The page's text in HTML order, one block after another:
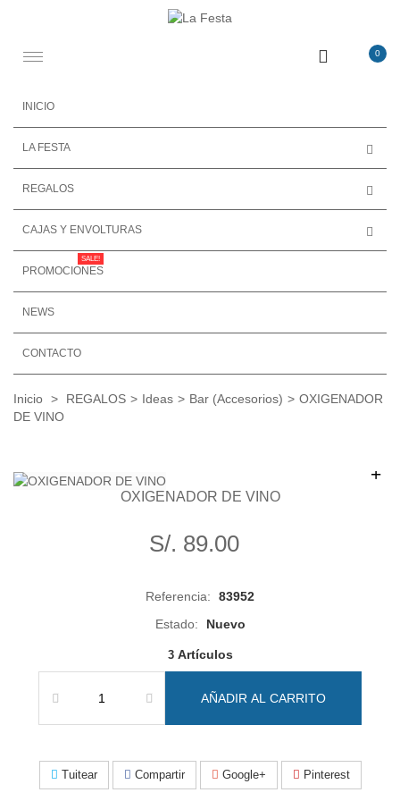
0
Toggle
INICIO
LA FESTA
REGALOS
CAJAS Y ENVOLTURAS
PROMOCIONES
SALE!
NEWS
CONTACTO
Inicio > REGALOS > Ideas > Bar (Accesorios) > OXIGENADOR
DE VINO
+
OXIGENADOR DE VINO
S/. 89.00
Referencia:
83952
Estado:
Nuevo
3 Artículos
AÑADIR AL CARRITO
Tuitear Compartir Google+ Pinterest